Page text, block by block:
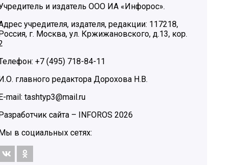
и издатель ООО ИА «Инфорос».
учредителя, издателя, редакции: 117218,
г. Москва, ул. Кржижановского, д.13, кор.
+7 (495) 718-84-11
главного редактора Дорохова Н.В.
mail: tashtyp3@mail.ru
сайта – INFOROS 2026
в социальных сетях: